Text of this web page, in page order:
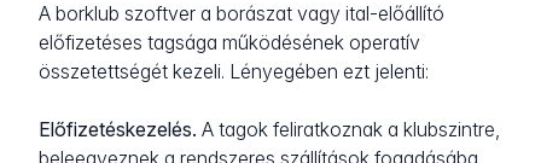
A borklub szoftver a borászat vagy ital-előállító
előfizetéses tagsága működésének operatív
összetettségét kezeli. Lényegében ezt jelenti:
Előfizetéskezelés. A tagok feliratkoznak a klubszintre,
beleegyeznek a rendszeres szállítások fogadásába,